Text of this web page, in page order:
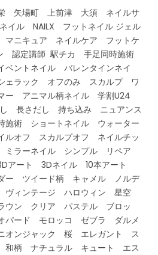
矢場町 上前津 大須 ネイルサ
イル NAILX フットネイル ジェル
ニキュア ネイルケア フットケ
認定講師 駅チカ 手足同時施術
ントネイル バレンタインネイ
ラック オフのみ スカルプ ワ
ー アニマル柄ネイル 学割U24
長さだし 持ち込み ニュアンス
術 ショートネイル ウォーター
オフ スカルプオフ ネイルチッ
ラーネイル シンプル リペア
ート 3Dネイル 10本アート
ー ツイード柄 キャメル ノルデ
ヴィンテージ ハロウィン 星空
ウン クリア パステル ブロッ
ード モロッコ ゼブラ ダルメ
ンジャック 桜 エレガント ス
柄 ナチュラル キュート エス